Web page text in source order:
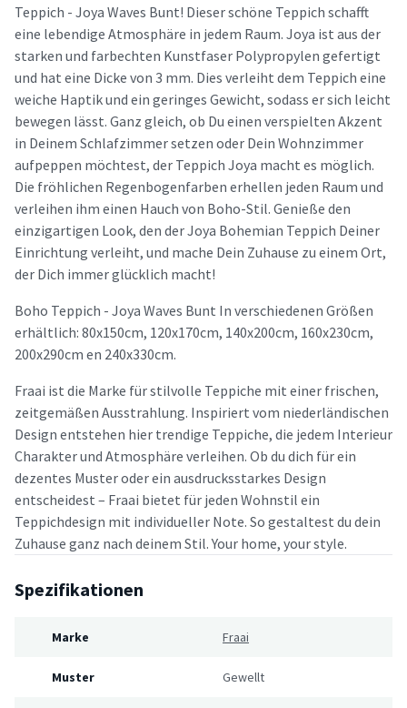
Teppich - Joya Waves Bunt! Dieser schöne Teppich schafft
eine lebendige Atmosphäre in jedem Raum. Joya ist aus der
starken und farbechten Kunstfaser Polypropylen gefertigt
und hat eine Dicke von 3 mm. Dies verleiht dem Teppich eine
weiche Haptik und ein geringes Gewicht, sodass er sich leicht
bewegen lässt. Ganz gleich, ob Du einen verspielten Akzent
in Deinem Schlafzimmer setzen oder Dein Wohnzimmer
aufpeppen möchtest, der Teppich Joya macht es möglich.
Die fröhlichen Regenbogenfarben erhellen jeden Raum und
verleihen ihm einen Hauch von Boho-Stil. Genieße den
einzigartigen Look, den der Joya Bohemian Teppich Deiner
Einrichtung verleiht, und mache Dein Zuhause zu einem Ort,
der Dich immer glücklich macht!
Boho Teppich - Joya Waves Bunt In verschiedenen Größen
erhältlich: 80x150cm, 120x170cm, 140x200cm, 160x230cm,
200x290cm en 240x330cm.
Fraai ist die Marke für stilvolle Teppiche mit einer frischen,
zeitgemäßen Ausstrahlung. Inspiriert vom niederländischen
Design entstehen hier trendige Teppiche, die jedem Interieur
Charakter und Atmosphäre verleihen. Ob du dich für ein
dezentes Muster oder ein ausdrucksstarkes Design
entscheidest – Fraai bietet für jeden Wohnstil ein
Teppichdesign mit individueller Note. So gestaltest du dein
Zuhause ganz nach deinem Stil. Your home, your style.
Spezifikationen
Marke Fraai
Muster Gewellt